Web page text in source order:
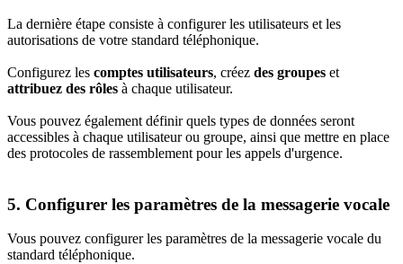
La dernière étape consiste à configurer les utilisateurs et les
autorisations de votre standard téléphonique.
Configurez les comptes utilisateurs, créez des groupes et
attribuez des rôles à chaque utilisateur.
Vous pouvez également définir quels types de données seront
accessibles à chaque utilisateur ou groupe, ainsi que mettre en place
des protocoles de rassemblement pour les appels d'urgence.
5. Configurer les paramètres de la messagerie vocale
Vous pouvez configurer les paramètres de la messagerie vocale du
standard téléphonique.